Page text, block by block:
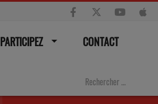
PARTICIPEZ CONTACT